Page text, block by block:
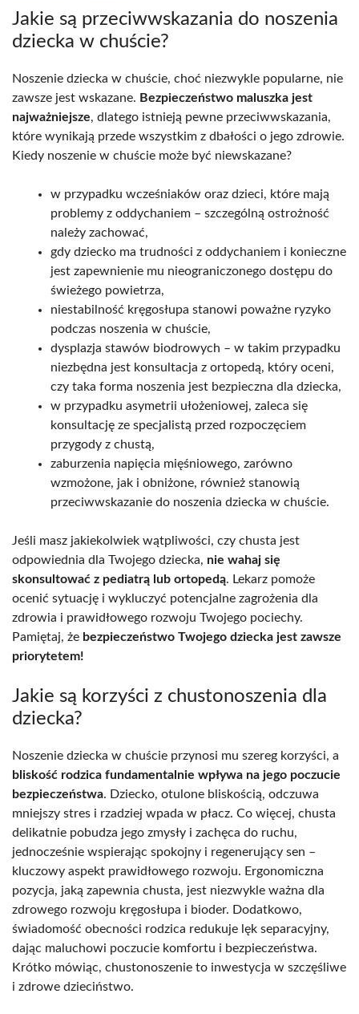
Jakie są przeciwwskazania do noszenia
dziecka w chuście?
Noszenie dziecka w chuście, choć niezwykle popularne, nie
zawsze jest wskazane. Bezpieczeństwo maluszka jest
najważniejsze, dlatego istnieją pewne przeciwwskazania,
które wynikają przede wszystkim z dbałości o jego zdrowie.
Kiedy noszenie w chuście może być niewskazane?
w przypadku wcześniaków oraz dzieci, które mają
problemy z oddychaniem – szczególną ostrożność
należy zachować,
gdy dziecko ma trudności z oddychaniem i konieczne
jest zapewnienie mu nieograniczonego dostępu do
świeżego powietrza,
niestabilność kręgosłupa stanowi poważne ryzyko
podczas noszenia w chuście,
dysplazja stawów biodrowych – w takim przypadku
niezbędna jest konsultacja z ortopedą, który oceni,
czy taka forma noszenia jest bezpieczna dla dziecka,
w przypadku asymetrii ułożeniowej, zaleca się
konsultację ze specjalistą przed rozpoczęciem
przygody z chustą,
zaburzenia napięcia mięśniowego, zarówno
wzmożone, jak i obniżone, również stanowią
przeciwwskazanie do noszenia dziecka w chuście.
Jeśli masz jakiekolwiek wątpliwości, czy chusta jest
odpowiednia dla Twojego dziecka, nie wahaj się
skonsultować z pediatrą lub ortopedą. Lekarz pomoże
ocenić sytuację i wykluczyć potencjalne zagrożenia dla
zdrowia i prawidłowego rozwoju Twojego pociechy.
Pamiętaj, że bezpieczeństwo Twojego dziecka jest zawsze
priorytetem!
Jakie są korzyści z chustonoszenia dla
dziecka?
Noszenie dziecka w chuście przynosi mu szereg korzyści, a
bliskość rodzica fundamentalnie wpływa na jego poczucie
bezpieczeństwa. Dziecko, otulone bliskością, odczuwa
mniejszy stres i rzadziej wpada w płacz. Co więcej, chusta
delikatnie pobudza jego zmysły i zachęca do ruchu,
jednocześnie wspierając spokojny i regenerujący sen –
kluczowy aspekt prawidłowego rozwoju. Ergonomiczna
pozycja, jaką zapewnia chusta, jest niezwykle ważna dla
zdrowego rozwoju kręgosłupa i bioder. Dodatkowo,
świadomość obecności rodzica redukuje lęk separacyjny,
dając maluchowi poczucie komfortu i bezpieczeństwa.
Krótko mówiąc, chustonoszenie to inwestycja w szczęśliwe
i zdrowe dzieciństwo.